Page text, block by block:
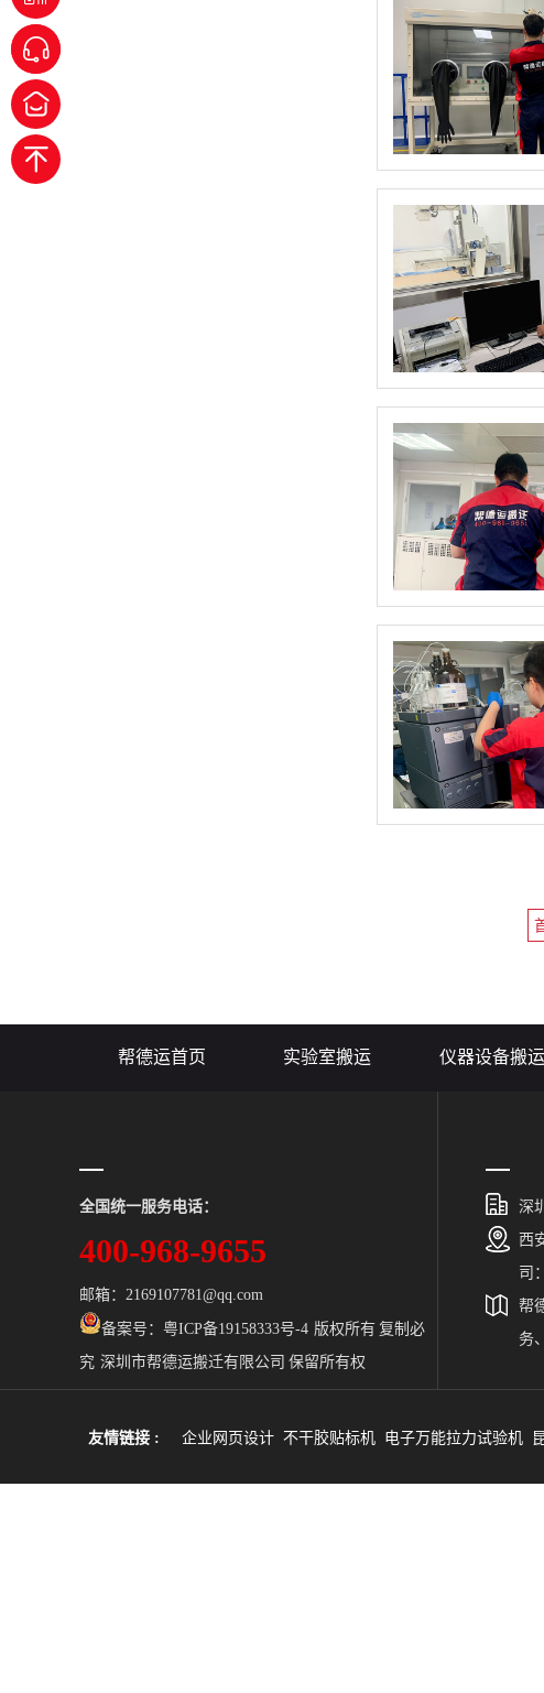
帮德运首页 实验室搬运 仪器设备搬运
全国统一服务电话：
400-968-9655
邮箱：2169107781@qq.com
备案号： 粤ICP备19158333号-4 版权所有 复制必
究 深圳市帮德运搬迁有限公司 保留所有权
深
西
司
帮
务
北
友情链接 : 企业网页设计 不干胶贴标机 电子万能拉力试验机